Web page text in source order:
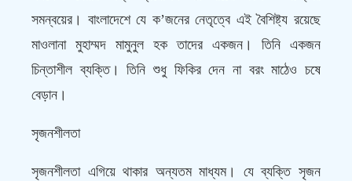
সমন্বয়ের। বাংলাদেশে যে ক’জনের নেতৃত্বে এই বৈশিষ্ট্য রয়েছে
মাওলানা মুহাম্মদ মামুনুল হক তাদের একজন। তিনি একজন
চিন্তাশীল ব্যক্তি। তিনি শুধু ফিকির দেন না বরং মাঠেও চষে
বেড়ান।
সৃজনশীলতা
সৃজনশীলতা এগিয়ে থাকার অন্যতম মাধ্যম। যে ব্যক্তি সৃজন